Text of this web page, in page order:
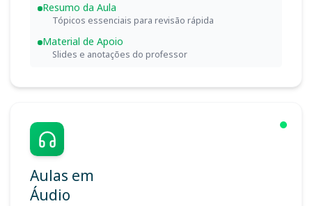
Resumo da Aula
Tópicos essenciais para revisão rápida
Material de Apoio
Slides e anotações do professor
Aulas em
Áudio